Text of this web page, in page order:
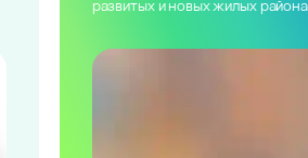
развитых и новых жилых